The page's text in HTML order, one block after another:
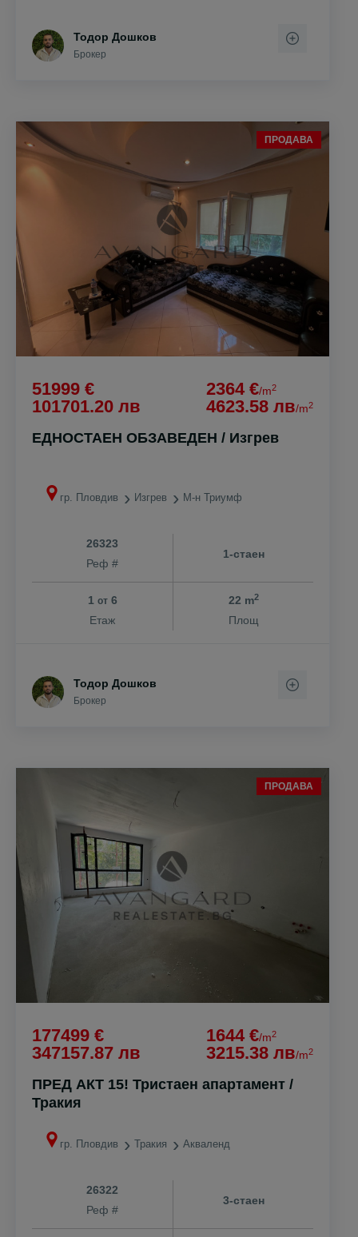
Тодор Дошков
Брокер
ПРОДАВА
51999 €
101701.20 лв
2364 €/m2
4623.58 лв/m2
ЕДНОСТАЕН ОБЗАВЕДЕН / Изгрев
гр. Пловдив Изгрев М-н Триумф
26323
Реф #
1-стаен
1 от6
Етаж
22 m2
Площ
Тодор Дошков
Брокер
ПРОДАВА
177499 €
347157.87 лв
1644 €/m2
3215.38 лв/m2
ПРЕД АКТ 15! Тристаен апартамент /
Тракия
гр. Пловдив Тракия Акваленд
26322
Реф #
3-стаен